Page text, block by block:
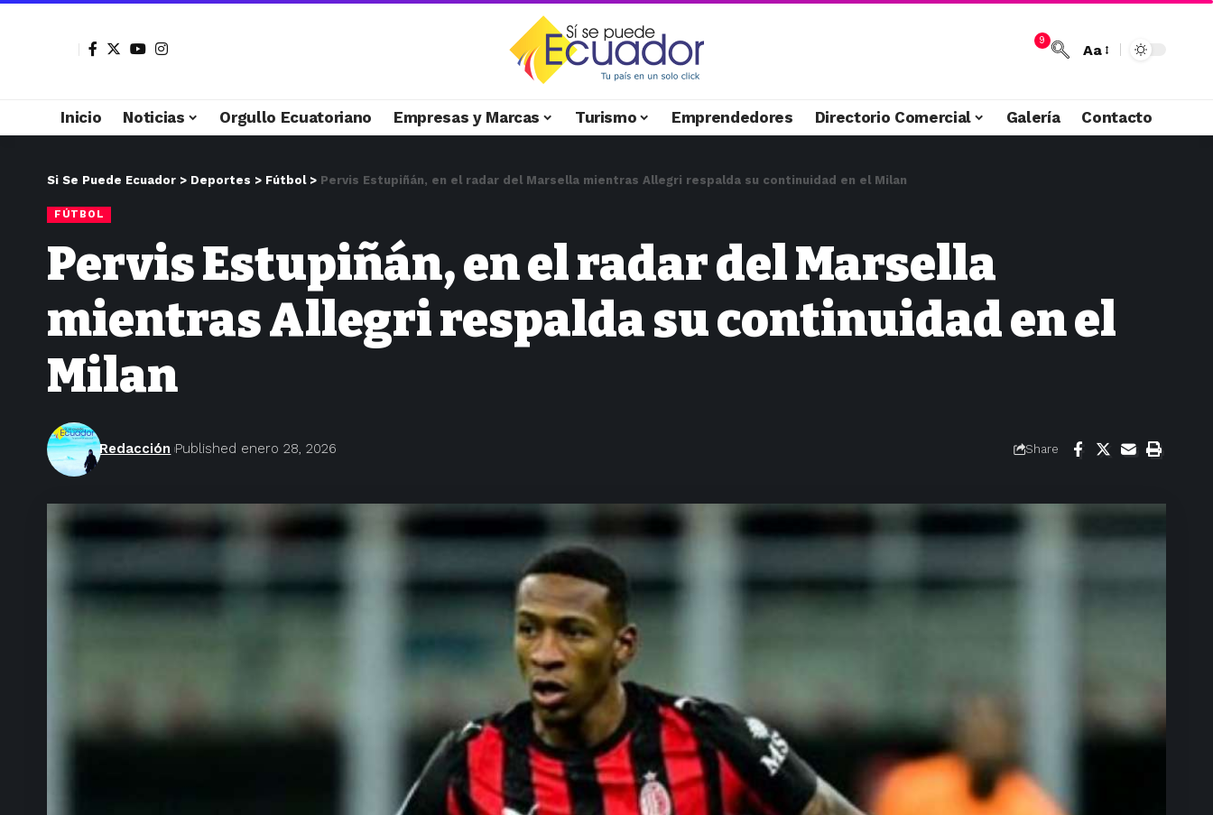
9
Aa
Inicio Noticias Orgullo Ecuatoriano Empresas y Marcas Turismo Emprendedores Directorio Comercial Galería Contacto
Si Se Puede Ecuador > Deportes > Fútbol> Pervis Estupiñán, en el radar del Marsella mientras Allegri respalda su continuidad en el Milan
FÚTBOL
Pervis Estupiñán, en el radar del Marsella
mientras Allegri respalda su continuidad en el
Milan
Redacción Published enero 28, 2026 Share